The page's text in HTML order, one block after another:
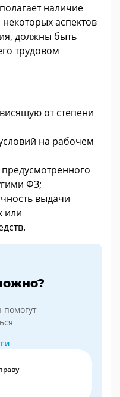
наличие
аспектов
должны быть
трудовом
от степени
на рабочем
ФЗ;
выдачи
или